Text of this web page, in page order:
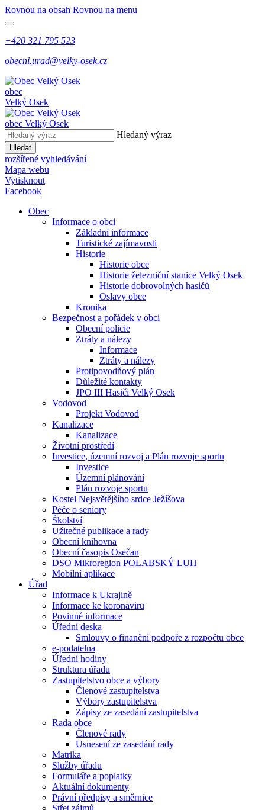
Rovnou na obsah Rovnou na menu
+420 321 795 523
obecni.urad@velky-osek.cz
obec
Velký Osek
obec Velký Osek
Hledaný výraz
Hledat
rozšířené vyhledávání
Mapa webu
Vytisknout
Facebook
Obec
Informace o obci
Základní informace
Turistické zajímavosti
Historie
Historie obce
Historie železniční stanice Velký Osek
Historie dobrovolných hasičů
Oslavy obce
Kronika
Bezpečnost a pořádek v obci
Obecní policie
Ztráty a nálezy
Informace
Ztráty a nálezy
Protipovodňový plán
Důležité kontakty
JPO III Hasiči Velký Osek
Vodovod
Projekt Vodovod
Kanalizace
Kanalizace
Životní prostředí
Investice, územní rozvoj a Plán rozvoje sportu
Investice
Územní plánování
Plán rozvoje sportu
Kostel Nejsvětějšího srdce Ježíšova
Péče o seniory
Školství
Užitečné publikace a rady
Obecní knihovna
Obecní časopis Osečan
DSO Mikroregion POLABSKÝ LUH
Mobilní aplikace
Úřad
Informace k Ukrajině
Informace ke koronaviru
Povinné informace
Úřední deska
Smlouvy o finanční podpoře z rozpočtu obce
e-podatelna
Úřední hodiny
Struktura úřadu
Zastupitelstvo obce a výbory
Členové zastupitelstva
Výbory zastupitelstva
Zápisy ze zasedání zastupitelstva
Rada obce
Členové rady
Usnesení ze zasedání rady
Matrika
Služby úřadu
Formuláře a poplatky
Aktuální dokumenty
Právní předpisy a směrnice
Střet zájmů